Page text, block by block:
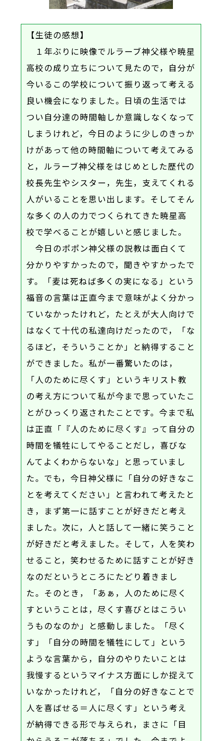
【生徒の感想】
１年ぶりに映像でルラーブ神父様や暁星
高校の成り立ちについて見たので，自分が
今いるこの学校について振り返って考える
良い機会になりました。日頃の生活では
つい自分達の時間軸しか意識しなくなって
しまうけれど，今日のように少しのきっか
けがあって他の時間軸について考えてみる
と，ルラーブ神父様をはじめとした歴代の
校長先生やシスター，先生，支えてくれる
人がいることを思い出します。そしてそん
な多くの人の力でつくられてきた暁星高
校で学べることが嬉しいと感じました。
今日のポポン神父様の説教は面白くて
分かりやすかったので，聞きやすかったで
す。「麦は死ねば多くの実になる」という
福音の言葉は正直今まで意味がよく分かっ
ていなかったけれど，たとえが大人向けで
はなくて十代の私達向けだったので，「な
るほど，そういうことか」と納得すること
ができました。私が一番驚いたのは，
「人のために尽くす」というキリスト教
の考え方について私が今まで思っていたこ
とがひっくり返されたことです。今まで私
は正直「『人のために尽くす』って自分の
時間を犠牲にしてやることだし，喜びな
んてよくわからないな」と思っていまし
た。でも，今日神父様に「自分の好きなこ
とを考えてください」と言われて考えたと
き，まず第一に話すことが好きだと考え
ました。次に，人と話して一緒に笑うこと
が好きだと考えました。そして，人を笑わ
せること，笑わせるために話すことが好き
なのだというところにたどり着きまし
た。そのとき，「あぁ，人のために尽く
すということは，尽くす喜びとはこうい
うものなのか」と感動しました。「尽く
す」「自分の時間を犠牲にして」という
ような言葉から，自分のやりたいことは
我慢するというマイナス方面にしか捉えて
いなかったけれど，「自分の好きなことで
人を喜ばせる＝人に尽くす」という考え
が納得できる形で与えられ，まさに「目